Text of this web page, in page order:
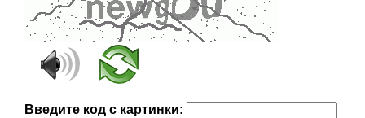
Введите код с картинки: